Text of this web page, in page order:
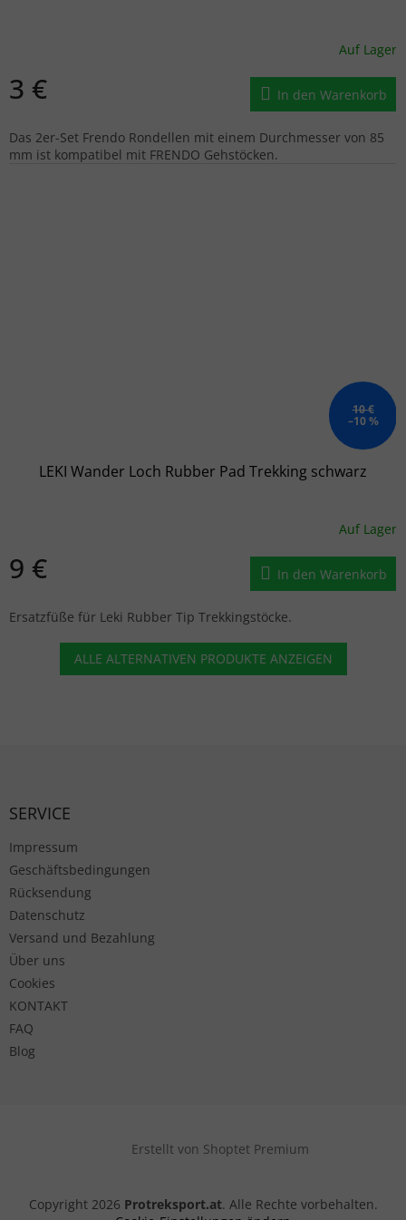
Auf Lager
3 € In den Warenkorb
Das 2er-Set Frendo Rondellen mit einem Durchmesser von 85
mm ist kompatibel mit FRENDO Gehstöcken.
10 €
–10 %
LEKI Wander Loch Rubber Pad Trekking schwarz
Auf Lager
9 € In den Warenkorb
Ersatzfüße für Leki Rubber Tip Trekkingstöcke.
ALLE ALTERNATIVEN PRODUKTE ANZEIGEN
SERVICE
Impressum
Geschäftsbedingungen
Rücksendung
Datenschutz
Versand und Bezahlung
Über uns
Cookies
KONTAKT
FAQ
Blog
Erstellt von Shoptet Premium
Copyright 2026 Protreksport.at. Alle Rechte vorbehalten.